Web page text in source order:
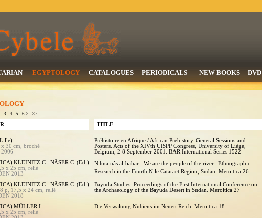
EGYPTOLOGY CATALOGUES PERIODICALS NEW BOOKS DVD
- 3 - 4 - 5 - 6 > - >>
TITLE
30 cm, broché
Préhistoire en Afrique / African Prehistory. General Sessions and
Posters. Acts of the XIVth UISPP Congress, University of Liège,
Belgium, 2-8 September 2001. BAR International Series 1522
KLEINITZ C., NÄSER C. (Ed.)
x 25 cm, relié
2013
Nihna nâs al-bahar - We are the people of the river.. Ethnographic
Research in the Fourth Nile Cataract Region, Sudan. Meroitica 26
KLEINITZ C., NÄSER C. (Ed.)
p, 17,5 x 24 cm, relié
2018
Bayuda Studies. Proceedings of the First International Conference on
the Archaeology of the Bayuda Desert in Sudan. Meroitica 27
MÜLLER I.
x 25 cm, relié
Die Verwaltung Nubiens im Neuen Reich. Meroitica 18